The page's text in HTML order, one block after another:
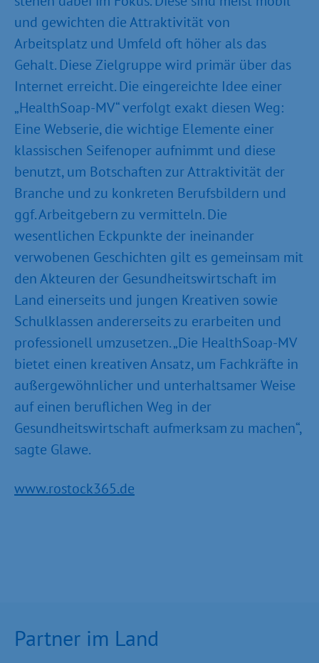
und gewichten die Attraktivität von
Arbeitsplatz und Umfeld oft höher als das
Gehalt. Diese Zielgruppe wird primär über das
Internet erreicht. Die eingereichte Idee einer
„HealthSoap-MV“ verfolgt exakt diesen Weg:
Eine Webserie, die wichtige Elemente einer
klassischen Seifenoper aufnimmt und diese
benutzt, um Botschaften zur Attraktivität der
Branche und zu konkreten Berufsbildern und
ggf. Arbeitgebern zu vermitteln. Die
wesentlichen Eckpunkte der ineinander
verwobenen Geschichten gilt es gemeinsam mit
den Akteuren der Gesundheitswirtschaft im
Land einerseits und jungen Kreativen sowie
Schulklassen andererseits zu erarbeiten und
professionell umzusetzen. „Die HealthSoap-MV
bietet einen kreativen Ansatz, um Fachkräfte in
außergewöhnlicher und unterhaltsamer Weise
auf einen beruflichen Weg in der
Gesundheitswirtschaft aufmerksam zu machen“,
sagte Glawe.
www.rostock365.de
Partner im Land